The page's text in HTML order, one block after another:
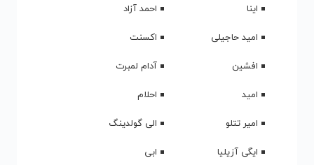
اینا
احمد آزاد
امید حاجیلی
اکسنت
افشین
آدام لمبرت
امید
احلام
امیر تتلو
الی گولدینگ
ایگی آزیلیا
ابی